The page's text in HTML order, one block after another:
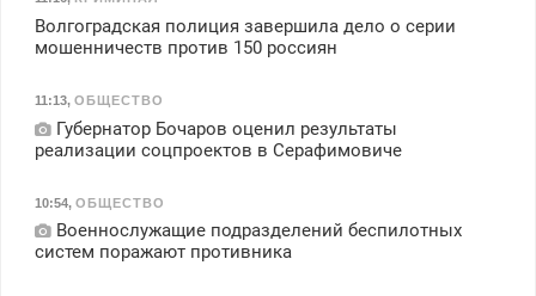
Волгоградская полиция завершила дело о серии
мошенничеств против 150 россиян
11:13, ОБЩЕСТВО
Губернатор Бочаров оценил результаты
реализации соцпроектов в Серафимовиче
10:54, ОБЩЕСТВО
Военнослужащие подразделений беспилотных
систем поражают противника